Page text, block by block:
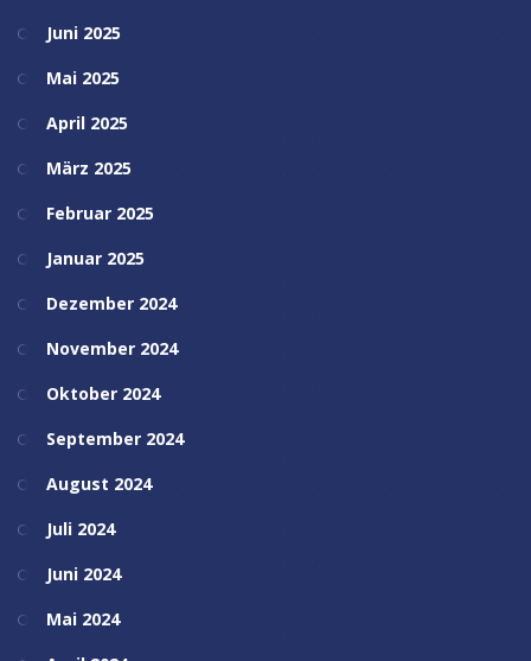
Juni 2025
Mai 2025
April 2025
März 2025
Februar 2025
Januar 2025
Dezember 2024
November 2024
Oktober 2024
September 2024
August 2024
Juli 2024
Juni 2024
Mai 2024